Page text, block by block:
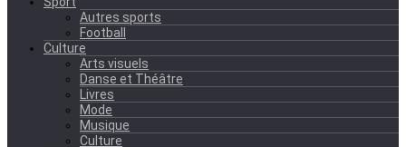
Autres sports
Football
Culture
Arts visuels
Danse et Théâtre
Livres
Mode
Musique
Culture